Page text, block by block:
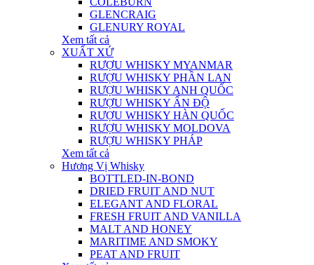
GLENCRAIG
GLENURY ROYAL
Xem tất cả
XUẤT XỨ
RƯỢU WHISKY MYANMAR
RƯỢU WHISKY PHẦN LAN
RƯỢU WHISKY ANH QUỐC
RƯỢU WHISKY ẤN ĐỘ
RƯỢU WHISKY HÀN QUỐC
RƯỢU WHISKY MOLDOVA
RƯỢU WHISKY PHÁP
Xem tất cả
Hương Vị Whisky
BOTTLED-IN-BOND
DRIED FRUIT AND NUT
ELEGANT AND FLORAL
FRESH FRUIT AND VANILLA
MALT AND HONEY
MARITIME AND SMOKY
PEAT AND FRUIT